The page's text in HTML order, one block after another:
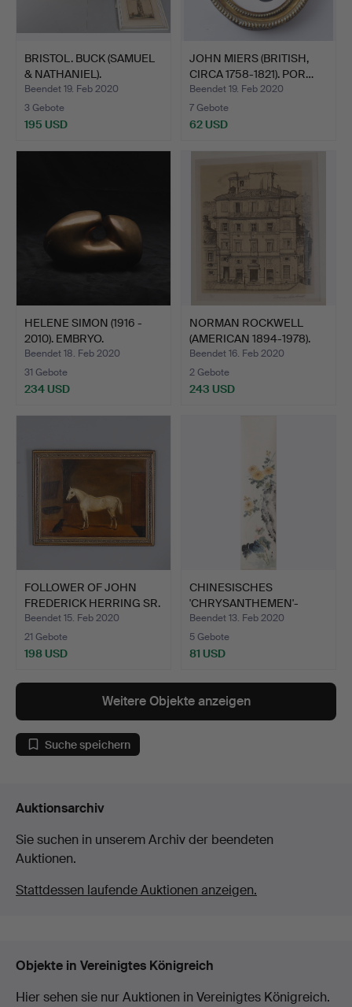
BRISTOL. BUCK (SAMUEL
& NATHANIEL).
Beendet 19. Feb 2020
3 Gebote
195 USD
JOHN MIERS (BRITISH,
CIRCA 1758-1821). POR…
Beendet 19. Feb 2020
7 Gebote
62 USD
HELENE SIMON (1916 -
2010). EMBRYO.
Beendet 18. Feb 2020
31 Gebote
234 USD
NORMAN ROCKWELL
(AMERICAN 1894-1978).
BLIC…
Beendet 16. Feb 2020
2 Gebote
243 USD
FOLLOWER OF JOHN
FREDERICK HERRING SR.
EIN…
Beendet 15. Feb 2020
21 Gebote
198 USD
CHINESISCHES
'CHRYSANTHEMEN'-
GEMÄLDE, 20. …
Beendet 13. Feb 2020
5 Gebote
81 USD
Weitere Objekte anzeigen
Suche speichern
Auktionsarchiv
Sie suchen in unserem Archiv der beendeten
Auktionen.
Stattdessen laufende Auktionen anzeigen.
Objekte in Vereinigtes Königreich
Hier sehen sie nur Auktionen in Vereinigtes Königreich.